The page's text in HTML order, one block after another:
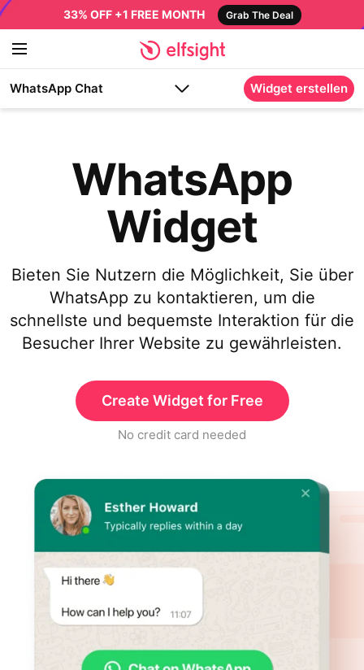
33% OFF +1 FREE MONTH Grab The Deal
WhatsApp Chat Widget erstellen
WhatsApp
Widget
Bieten Sie Nutzern die Möglichkeit, Sie über
WhatsApp zu kontaktieren, um die
schnellste und bequemste Interaktion für die
Besucher Ihrer Website zu gewährleisten.
Create Widget for Free
No credit card needed